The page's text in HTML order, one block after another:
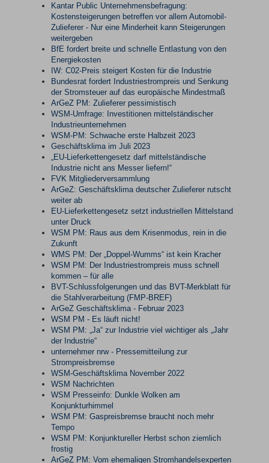
Kantar Public Unternehmensbefragung:
Kostensteigerungen betreffen vor allem Automobil-
Zulieferer - Nur eine Minderheit kann Steigerungen
weitergeben
BfE fordert breite und schnelle Entlastung von den
Energiekosten
IW: C02-Preis steigert Kosten für die Industrie
Bundesrat fordert Industriestrompreis und Senkung
der Stromsteuer auf das europäische Mindestmaß
ArGeZ PM: Zulieferer pessimistisch
WSM-Umfrage: Investitionen mittelständischer
Industrieunternehmen
WSM-PM: Schwache erste Halbzeit 2023
Geschäftsklima im Juli 2023
„EU-Lieferkettengesetz darf mittelständische
Industrie nicht ans Messer liefern!“
FVK Mitgliederversammlung
ArGeZ: Geschäftsklima deutscher Zulieferer rutscht
weiter ab
EU-Lieferkettengesetz setzt industriellen Mittelstand
unter Druck
WSM PM: Raus aus dem Krisenmodus, rein in die
Zukunft
WMS PM: Der „Doppel-Wumms“ ist kein Kracher
WSM PM: Der Industriestrompreis muss schnell
kommen – für alle
BVT-Schlussfolgerungen und das BVT-Merkblatt für
die Stahlverarbeitung (FMP-BREF)
ArGeZ Geschäftsklima - Februar 2023
WSM PM - Es läuft nicht!
WSM PM: „Ja“ zur Industrie viel wichtiger als „Jahr
der Industrie“
unternehmer nrw - Pressemitteilung zur
Strompreisbremse
WSM-Geschäftsklima November 2022
WSM Nachrichten
WSM Presseinfo: Dunkle Wolken am
Konjunkturhimmel
WSM PM: Gaspreisbremse braucht noch mehr
Tempo
WSM PM: Konjunktureller Herbst schon ziemlich
frostig
ArGeZ PM: Vom ehemaligen Stromhandelsexperten